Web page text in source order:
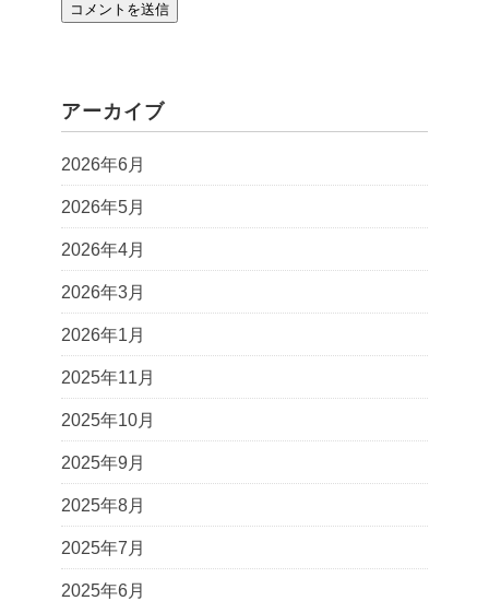
アーカイブ
2026年6月
2026年5月
2026年4月
2026年3月
2026年1月
2025年11月
2025年10月
2025年9月
2025年8月
2025年7月
2025年6月